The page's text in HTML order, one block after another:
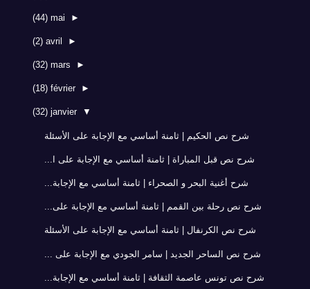
►
mai
(44)
►
avril
(2)
►
mars
(32)
►
février
(18)
▼
janvier
(32)
شرح نص الحكيم | ثامنة أساسي مع الإجابة على الأسئلة
شرح نص قبل المباراة | ثامنة أساسي مع الإجابة على ا...
شرح أغنية البحر و الصحراء | ثامنة أساسي مع الإجابة...
شرح نص رحلة بين القمم | ثامنة أساسي مع الإجابة على...
شرح نص الكرنفال | ثامنة أساسي مع الإجابة على الأسئلة
شرح نص الساحر الجديد | سامر الجودي مع الإجابة على ...
شرح نص تونس عاصمة الثقافة | ثامنة أساسي مع الإجابة...